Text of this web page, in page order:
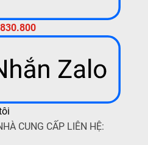
CUNG CẤP LIÊN HỆ: